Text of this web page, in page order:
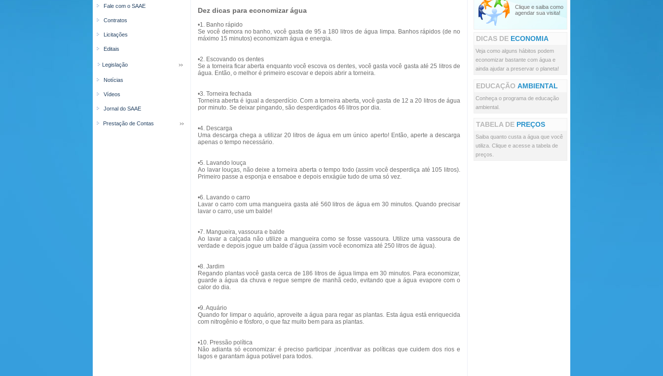
Fale com o SAAE
Contratos
Licitações
Editais
Legislação
Notícias
Vídeos
Jornal do SAAE
Prestação de Contas
Dez dicas para economizar água
•1. Banho rápido
Se você demora no banho, você gasta de 95 a 180 litros de água limpa. Banhos rápidos (de no
máximo 15 minutos) economizam água e energia.
•2. Escovando os dentes
Se a torneira ficar aberta enquanto você escova os dentes, você gasta você gasta até 25 litros de
água. Então, o melhor é primeiro escovar e depois abrir a torneira.
•3. Torneira fechada
Torneira aberta é igual a desperdício. Com a torneira aberta, você gasta de 12 a 20 litros de água
por minuto. Se deixar pingando, são desperdiçados 46 litros por dia.
•4. Descarga
Uma descarga chega a utilizar 20 litros de água em um único aperto! Então, aperte a descarga
apenas o tempo necessário.
•5. Lavando louça
Ao lavar louças, não deixe a torneira aberta o tempo todo (assim você desperdiça até 105 litros).
Primeiro passe a esponja e ensaboe e depois enxágüe tudo de uma só vez.
•6. Lavando o carro
Lavar o carro com uma mangueira gasta até 560 litros de água em 30 minutos. Quando precisar
lavar o carro, use um balde!
•7. Mangueira, vassoura e balde
Ao lavar a calçada não utilize a mangueira como se fosse vassoura. Utilize uma vassoura de
verdade e depois jogue um balde d’água (assim você economiza até 250 litros de água).
•8. Jardim
Regando plantas você gasta cerca de 186 litros de água limpa em 30 minutos. Para economizar,
guarde a água da chuva e regue sempre de manhã cedo, evitando que a água evapore com o
calor do dia.
•9. Aquário
Quando for limpar o aquário, aproveite a água para regar as plantas. Esta água está enriquecida
com nitrogênio e fósforo, o que faz muito bem para as plantas.
•10. Pressão política
Não adianta só economizar: é preciso participar ,incentivar as políticas que cuidem dos rios e
lagos e garantam água potável para todos.
Clique e saiba como
agendar sua visita!
DICAS DE ECONOMIA
Veja como alguns hábitos podem
economizar bastante com água e
ainda ajudar a preservar o planeta!
EDUCAÇÃO AMBIENTAL
Conheça o programa de educação
ambiental.
TABELA DE PREÇOS
Saiba quanto custa a água que você
utiliza. Clique e acesse a tabela de
preços.